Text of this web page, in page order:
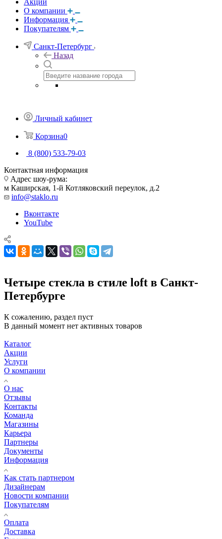
Акции
О компании
Информация
Покупателям
Санкт-Петербург
Назад
Личный кабинет
Корзина0
8 (800) 533-79-03
Контактная информация
Адрес шоу-рума:
м Каширская, 1-й Котляковский переулок, д.2
info@staklo.ru
Вконтакте
YouTube
Четыре стекла в стиле loft в Санкт-
Петербурге
К сожалению, раздел пуст
В данный момент нет активных товаров
Каталог
Акции
Услуги
О компании
О нас
Отзывы
Контакты
Команда
Магазины
Карьера
Партнеры
Документы
Информация
Как стать партнером
Дизайнерам
Новости компании
Покупателям
Оплата
Доставка